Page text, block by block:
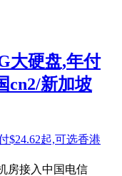
大硬盘,年付
cn2/新加坡
房接入中国电信